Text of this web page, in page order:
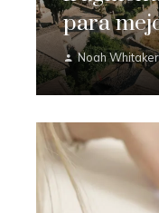
para
Noah Whitaker